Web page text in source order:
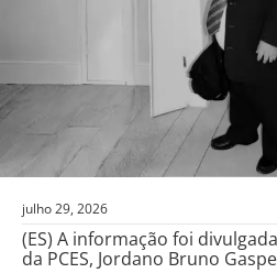
julho 29, 2026
(ES) A informação foi
da PCES, Jordano Bruno